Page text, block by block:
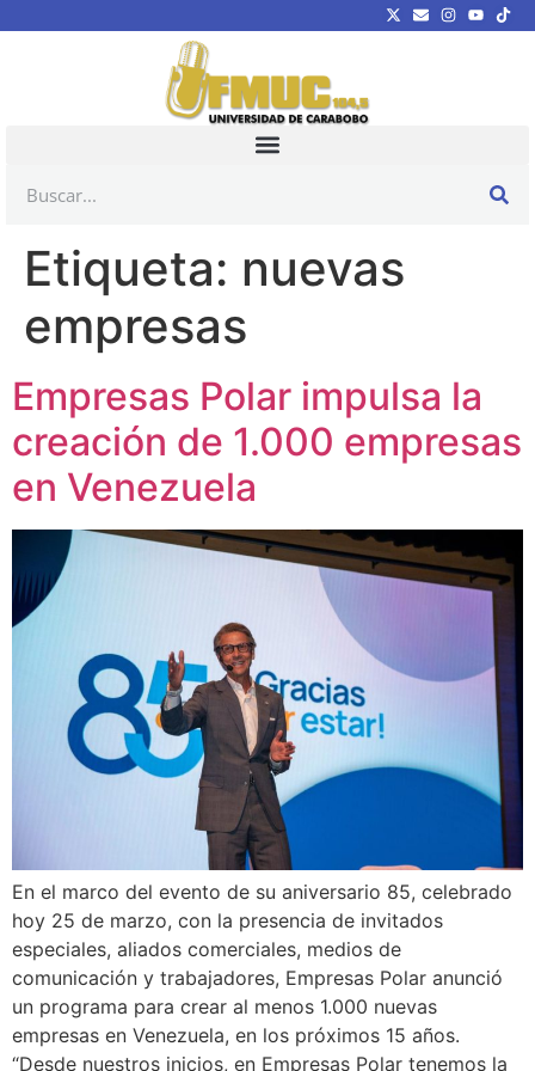
Etiqueta: nuevas
empresas
Empresas Polar impulsa la
creación de 1.000 empresas
en Venezuela
En el marco del evento de su aniversario 85, celebrado
hoy 25 de marzo, con la presencia de invitados
especiales, aliados comerciales, medios de
comunicación y trabajadores, Empresas Polar anunció
un programa para crear al menos 1.000 nuevas
empresas en Venezuela, en los próximos 15 años.
“Desde nuestros inicios, en Empresas Polar tenemos la